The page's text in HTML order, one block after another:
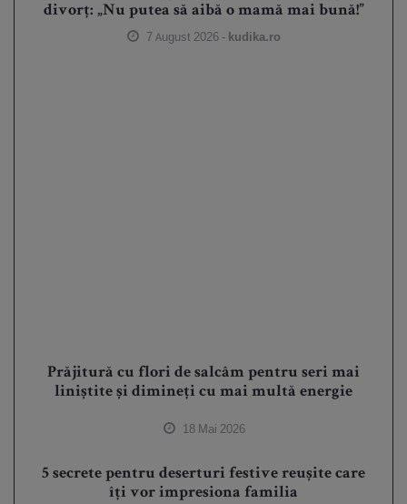
divorț: „Nu putea să aibă o mamă mai bună!”
7 August 2026 - kudika.ro
Prăjitură cu flori de salcâm pentru seri mai
liniștite și dimineți cu mai multă energie
18 Mai 2026
5 secrete pentru deserturi festive reușite care
îți vor impresiona familia